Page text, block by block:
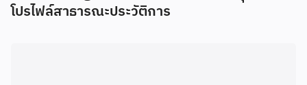
โปรไฟล์สาธารณะประวัติการ